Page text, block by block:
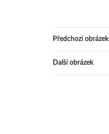
Předchozí obrázek
Další obrázek